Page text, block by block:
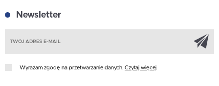
Newsletter
Wyrażam zgodę na przetwarzanie danych. Czytaj więcej